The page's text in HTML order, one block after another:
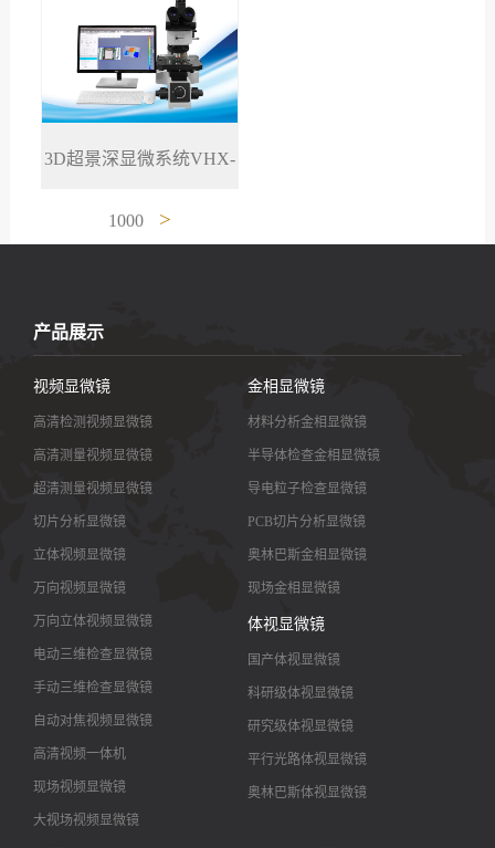
3D超景深显微系统VHX-
1000 >
产品展示
视频显微镜
高清检测视频显微镜
高清测量视频显微镜
超清测量视频显微镜
切片分析显微镜
立体视频显微镜
万向视频显微镜
万向立体视频显微镜
电动三维检查显微镜
手动三维检查显微镜
自动对焦视频显微镜
高清视频一体机
现场视频显微镜
大视场视频显微镜
金相显微镜
材料分析金相显微镜
半导体检查金相显微镜
导电粒子检查显微镜
PCB切片分析显微镜
奥林巴斯金相显微镜
现场金相显微镜
体视显微镜
国产体视显微镜
科研级体视显微镜
研究级体视显微镜
平行光路体视显微镜
奥林巴斯体视显微镜